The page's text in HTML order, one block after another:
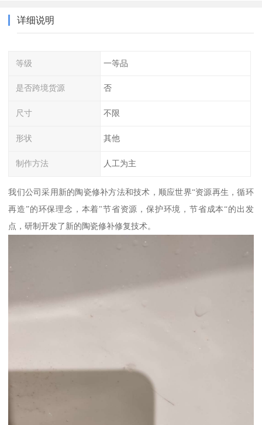
详细说明
等级 一等品
是否跨境货源 否
尺寸 不限
形状 其他
制作方法 人工为主
我们公司采用新的陶瓷修补方法和技术，顺应世界“资源再生，循环
再造”的环保理念，本着"节省资源，保护环境，节省成本“的出发
点，研制开发了新的陶瓷修补修复技术。